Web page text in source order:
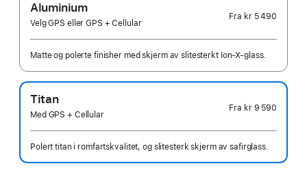
Aluminium
Velg GPS eller GPS + Cellular
Fra kr 5 490
Matte og polerte finisher med skjerm av slitesterkt Ion-X-glass.
Titan
Med GPS + Cellular
Fra kr 9 590
Polert titan i romfartskvalitet, og slitesterk skjerm av safirglass.